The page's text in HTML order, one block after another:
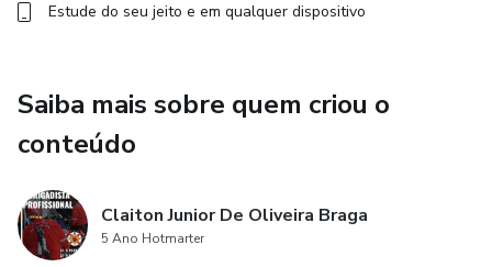
Estude do seu jeito e em qualquer dispositivo
Saiba mais sobre quem criou o
conteúdo
Claiton Junior De Oliveira Braga
5 Ano Hotmarter